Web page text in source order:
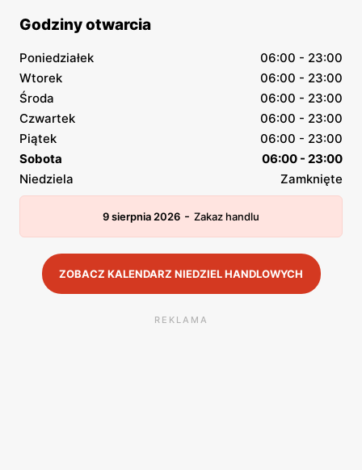
Godziny otwarcia
Poniedziałek
06:00 - 23:00
Wtorek
06:00 - 23:00
Środa
06:00 - 23:00
Czwartek
06:00 - 23:00
Piątek
06:00 - 23:00
Sobota
06:00 - 23:00
Niedziela
Zamknięte
9 sierpnia 2026 - Zakaz handlu
ZOBACZ KALENDARZ NIEDZIEL HANDLOWYCH
REKLAMA